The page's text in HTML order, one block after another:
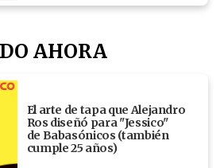
AHORA
El arte de tapa que Alejandro
Ros diseñó para "Jessico"
de Babasónicos (también
cumple 25 años)